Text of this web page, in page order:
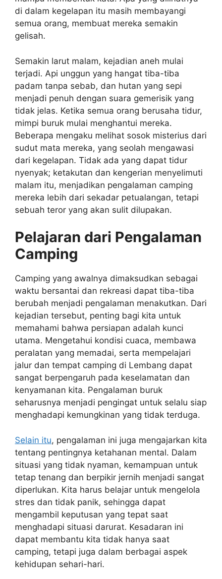
di dalam kegelapan itu masih membayangi
semua orang, membuat mereka semakin
gelisah.
Semakin larut malam, kejadian aneh mulai
terjadi. Api unggun yang hangat tiba-tiba
padam tanpa sebab, dan hutan yang sepi
menjadi penuh dengan suara gemerisik yang
tidak jelas. Ketika semua orang berusaha tidur,
mimpi buruk mulai menghantui mereka.
Beberapa mengaku melihat sosok misterius dari
sudut mata mereka, yang seolah mengawasi
dari kegelapan. Tidak ada yang dapat tidur
nyenyak; ketakutan dan kengerian menyelimuti
malam itu, menjadikan pengalaman camping
mereka lebih dari sekadar petualangan, tetapi
sebuah teror yang akan sulit dilupakan.
Pelajaran dari Pengalaman
Camping
Camping yang awalnya dimaksudkan sebagai
waktu bersantai dan rekreasi dapat tiba-tiba
berubah menjadi pengalaman menakutkan. Dari
kejadian tersebut, penting bagi kita untuk
memahami bahwa persiapan adalah kunci
utama. Mengetahui kondisi cuaca, membawa
peralatan yang memadai, serta mempelajari
jalur dan tempat camping di Lembang dapat
sangat berpengaruh pada keselamatan dan
kenyamanan kita. Pengalaman buruk
seharusnya menjadi pengingat untuk selalu siap
menghadapi kemungkinan yang tidak terduga.
Selain itu, pengalaman ini juga mengajarkan kita
tentang pentingnya ketahanan mental. Dalam
situasi yang tidak nyaman, kemampuan untuk
tetap tenang dan berpikir jernih menjadi sangat
diperlukan. Kita harus belajar untuk mengelola
stres dan tidak panik, sehingga dapat
mengambil keputusan yang tepat saat
menghadapi situasi darurat. Kesadaran ini
dapat membantu kita tidak hanya saat
camping, tetapi juga dalam berbagai aspek
kehidupan sehari-hari.